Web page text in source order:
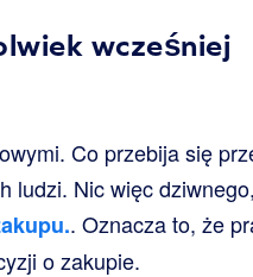
wcześniej
Co przebija się
ludzi. Nic więc
. Oznacza to, że
o zakupie.